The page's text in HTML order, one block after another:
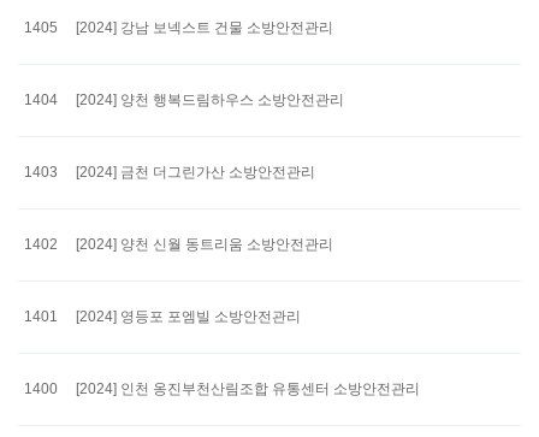
1405 [2024] 강남 보넥스트 건물 소방안전관리
1404 [2024] 양천 행복드림하우스 소방안전관리
1403 [2024] 금천 더그린가산 소방안전관리
1402 [2024] 양천 신월 동트리움 소방안전관리
1401 [2024] 영등포 포엠빌 소방안전관리
1400 [2024] 인천 옹진부천산림조합 유통센터 소방안전관리